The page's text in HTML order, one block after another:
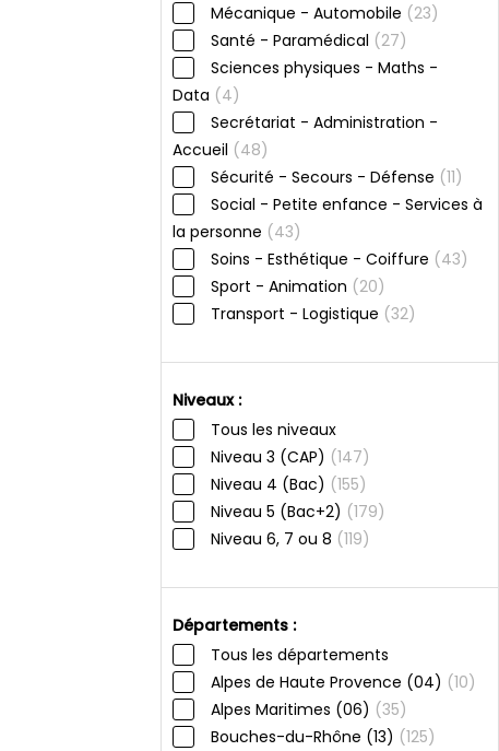
Mécanique - Automobile (23)
Santé - Paramédical (27)
Sciences physiques - Maths -
Data (4)
Secrétariat - Administration -
Accueil (48)
Sécurité - Secours - Défense (11)
Social - Petite enfance - Services à
la personne (43)
Soins - Esthétique - Coiffure (43)
Sport - Animation (20)
Transport - Logistique (32)
Niveaux :
Tous les niveaux
Niveau 3 (CAP) (147)
Niveau 4 (Bac) (155)
Niveau 5 (Bac+2) (179)
Niveau 6, 7 ou 8 (119)
Départements :
Tous les départements
Alpes de Haute Provence (04) (10)
Alpes Maritimes (06) (35)
Bouches-du-Rhône (13) (125)